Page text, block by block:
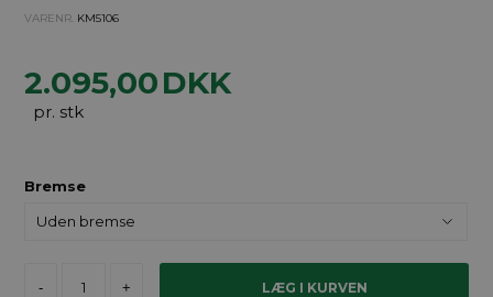
VARENR. KM5106
2.095,00DKK
pr. stk
Bremse
- +